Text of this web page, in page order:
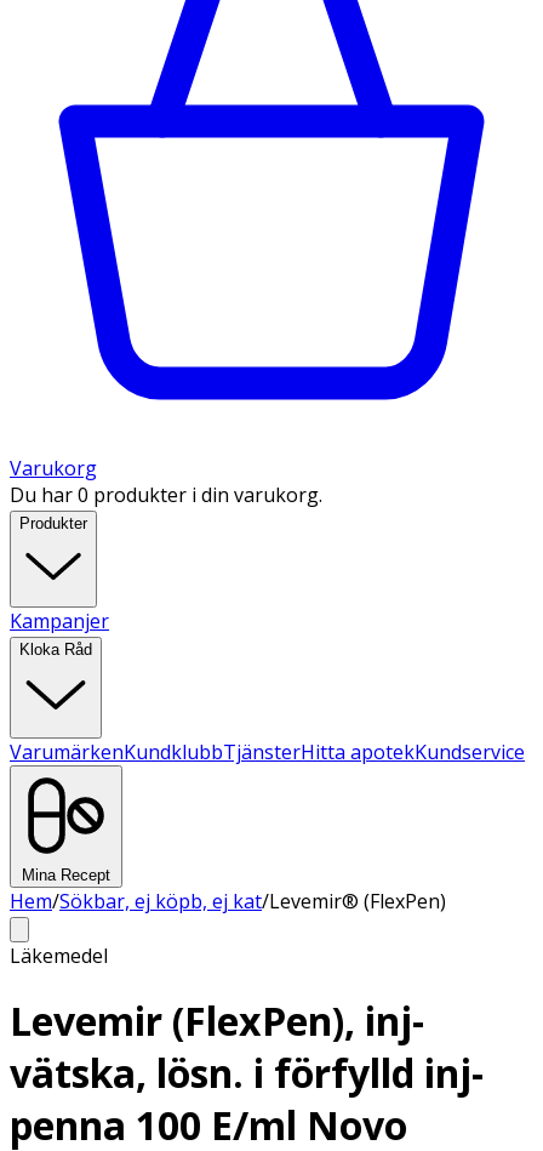
Varukorg
Du har 0 produkter i din varukorg.
Produkter
Kampanjer
Kloka Råd
VarumärkenKundklubbTjänsterHitta apotekKundservice
Mina Recept
Hem/Sökbar, ej köpb, ej kat/Levemir® (FlexPen)
Läkemedel
Levemir (FlexPen), inj-
vätska, lösn. i förfylld inj-
penna 100 E/ml Novo